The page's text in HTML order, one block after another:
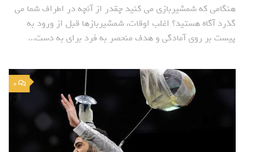
هنگامی که شمشیربازی می کنید چقدر از آنچه در اطراف شما می
گذرد آگاه هستید؟ اغلب اوقات، شمشیربازها قبل از ورود به
پیست بر روی آمادگی و هدف منحصر به فرد برای به دست...
0